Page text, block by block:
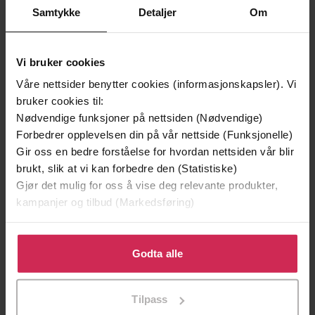
Samtykke Detaljer Om
Vi bruker cookies
Våre nettsider benytter cookies (informasjonskapsler). Vi
bruker cookies til:
Nødvendige funksjoner på nettsiden (Nødvendige)
Forbedrer opplevelsen din på vår nettside (Funksjonelle)
Gir oss en bedre forståelse for hvordan nettsiden vår blir
brukt, slik at vi kan forbedre den (Statistiske)
Gjør det mulig for oss å vise deg relevante produkter,
kampanjer og tilbud (Markedsføring)
Klikk på «Godta alle» for å gi oss ditt samtykke til å
bruke cookies for alle disse formålene. Du kan også
tilpasse ditt samtykke til spesifikke formål ved å klikke
Godta alle
Tilpass
Skyggesøsteren
Perlesøsteren